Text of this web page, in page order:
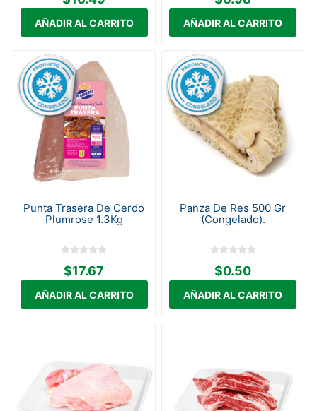
Punta Trasera De Cerdo
Plumrose 1.3Kg
$17.67
Panza De Res 500 Gr
(Congelado).
$0.50